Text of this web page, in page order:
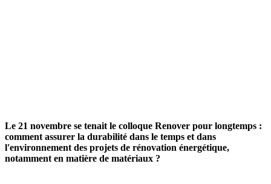
Le 21 novembre se tenait le colloque Renover pour longtemps :
comment assurer la durabilité dans le temps et dans
l'environnement des projets de rénovation énergétique,
notamment en matière de matériaux ?